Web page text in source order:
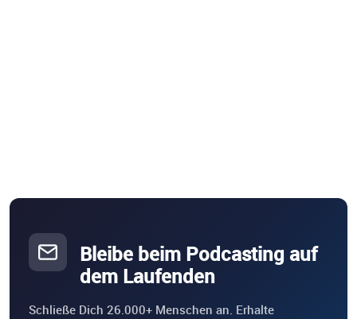
Bleibe beim Podcasting auf
dem Laufenden
Schließe Dich 26.000+ Menschen an. Erhalte